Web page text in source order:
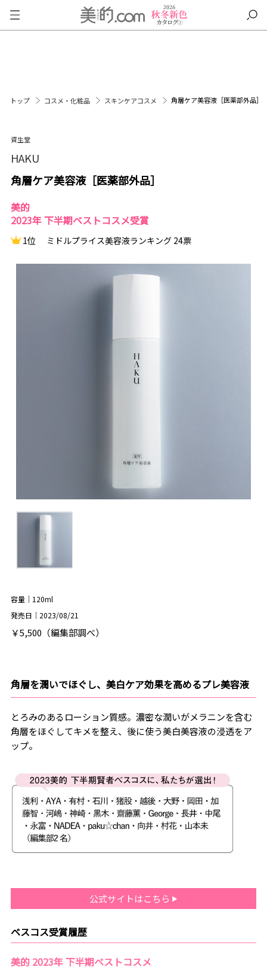
トップ コスメ・化粧品 スキンケアコスメ 角層ケア美容液［医薬部外品］
資生堂
HAKU
角層ケア美容液［医薬部外品］
美的
2023年 下半期ベストコスメ受賞
1位 ミドルプライス美容液ランキング 24票
容量｜120ml
発売日｜2023/08/21
￥5,500（編集部調べ）
角層を潤いでほぐし、美白ケア効果を高めるプレ美容液
とろみのあるローション質感。濃密な潤いがメラニンを含む
角層をほぐしてキメを整え、後に使う美白美容液の浸透をア
ップ。
公式サイトはこちら
ベスコス受賞履歴
美的 2023年 下半期ベストコスメ